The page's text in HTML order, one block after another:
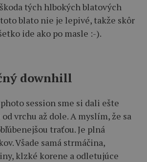
tých hlbokých blatových
blato nie je lepivé, takže skôr
ide ako po masle :-).
downhill
session sme si dali ešte
od vrchu až dole. A myslím, že sa
traťou. Je plná
Všade samá strmáčina,
klzké korene a odletujúce